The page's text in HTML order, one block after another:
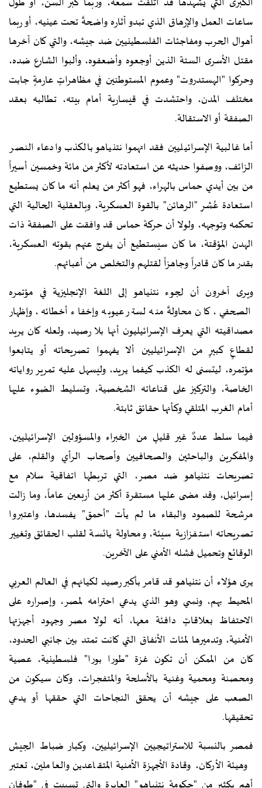
ساعات العمل والإرهاق الذي تبدو آثاره واضحةً تحت عينيه، أو ربما
أهوال الحرب ومفاجئات الفلسطينيين ضد جيشه، والتي كان آخرها
مقتل الأسرى الستة الذين أوجعوه وأضعفوه، وألبوا الشارع ضده،
وحركوا "الهستدروت" وعموم المستوطنين في مظاهراتٍ عارمةٍ جابت
مختلف المدن، واحتشدت في قيسارية أمام بيته، تطالبه بعقد
الصفقة أو الاستقالة.
أما غالبية الإسرائيليين فقد اتهموا نتنياهو بالكذب وادعاء النصر
الزائف، ووصفوا حديثه عن استعادته لأكثر من مائة وخمسين أسيراً
من بين أيدي حماس بالهراء، فهو أكثر من يعلم أنه ما كان يستطيع
استعادة عُشرِ "الرهائن" بالقوة العسكرية، وبالعقلية الحالية التي
تحكمه وتوجهه، ولولا أن حركة حماس قد وافقت على الصفقة ذات
الهدن المؤقتة، ما كان سيستطيع أن يفرج عنهم بقوته العسكرية،
بقدر ما كان قادراً وجاهزاً لقتلهم والتخلص من أعبائهم.
ويرى آخرون أن لجوء نتنياهو إلى اللغة الإنجليزية في مؤتمره
الصحفي، كان محاولةً منه لستر عيوبه وإخفاء أخطائه، وإظهار
مصداقيته التي يعرف الإسرائيليون أنها بلا رصيد، ولعله كان يريد
لقطاعٍ كبيرٍ من الإسرائيليين ألا يفهموا تصريحاته أو يتابعوا
مؤتمره، ليتسنى له الكذب كيفما يريد، وليسهل عليه تمرير رواياته
الخاصة، والتركيز على قناعاته الشخصية، وتسليط الضوء عليها
أمام الغرب المتلقي وكأنها حقائق ثابتة.
فيما سلط عددٌ غير قليلٍ من الخبراء والمسؤولين الإسرائيليين،
والمفكرين والباحثين والصحافيين وأصحاب الرأي والقلم، على
تصريحات نتنياهو ضد مصر، التي تربطها اتفاقية سلام مع
إسرائيل، وقد مضى عليها مستقرة أكثر من أربعين عاماً، وما زالت
مرشحة للصمود والبقاء ما لم يأت "أحمق" يفسدها، واعتبروا
تصريحاته استفزازية سيئة، ومحاولة يائسة لقلب الحقائق وتغيير
الوقائع وتحميل فشله الأمني على الآخرين.
يرى هؤلاء أن نتنياهو قد قامر بأكبر رصيد لكيانهم في العالم العربي
المحيط بهم، ونسي وهو الذي يدعي احترامه لمصر، وإصراره على
الاحتفاظ بعلاقاتٍ دافئة معها، أنه لولا مصر وجهود أجهزتها
الأمنية، وتدميرها لمئات الأنفاق التي كانت تمتد بين جانبي الحدود،
كان من الممكن أن تكون غزة "طورا بورا" فلسطينية، عصية
ومحصنة ومحمية وغنية بالأسلحة والمتفجرات، وكان سيكون من
الصعب على جيشه أن يحقق النجاحات التي حققها أو يدعي
تحقيقها.
فمصر بالنسبة للاستراتيجيين الإسرائيليين، وكبار ضباط الجيش
وهيئة الأركان، وقادة الأجهزة الأمنية المتقاعدين والعاملين، تعتبر